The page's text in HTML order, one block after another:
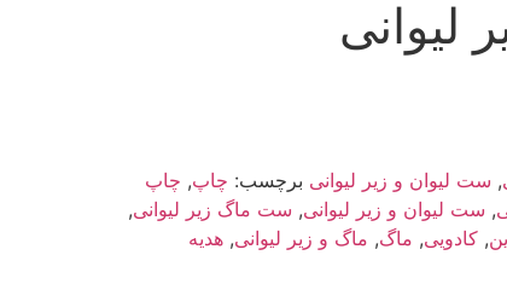
, ست لیوان و زیر لیوانی برچسب: چاپ, چاپ
, ست لیوان و زیر لیوانی, ست ماگ زیر لیوانی,
, کادویی, ماگ, ماگ و زیر لیوانی, هدیه